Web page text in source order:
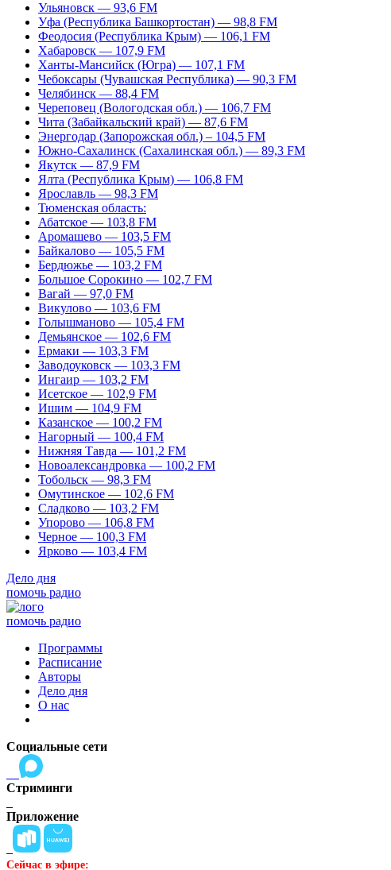
Ульяновск — 93,6 FM
Уфа (Республика Башкортостан) — 98,8 FM
Феодосия (Республика Крым) — 106,1 FM
Хабаровск — 107,9 FM
Ханты-Мансийск (Югра) — 107,1 FM
Чебоксары (Чувашская Республика) — 90,3 FM
Челябинск — 88,4 FM
Череповец (Вологодская обл.) — 106,7 FM
Чита (Забайкальский край) — 87,6 FM
Энергодар (Запорожская обл.) – 104,5 FM
Южно-Сахалинск (Сахалинская обл.) — 89,3 FM
Якутск — 87,9 FM
Ялта (Республика Крым) — 106,8 FM
Ярославль — 98,3 FM
Тюменская область:
Абатское — 103,8 FM
Аромашево — 103,5 FM
Байкалово — 105,5 FM
Бердюжье — 103,2 FM
Большое Сорокино — 102,7 FM
Вагай — 97,0 FM
Викулово — 103,6 FM
Голышманово — 105,4 FM
Демьянское — 102,6 FM
Ермаки — 103,3 FM
Заводоуковск — 103,3 FM
Ингаир — 103,2 FM
Исетское — 102,9 FM
Ишим — 104,9 FM
Казанское — 100,2 FM
Нагорный — 100,4 FM
Нижняя Тавда — 101,2 FM
Новоалександровка — 100,2 FM
Тобольск — 98,3 FM
Омутинское — 102,6 FM
Сладково — 103,2 FM
Упорово — 106,8 FM
Черное — 100,3 FM
Ярково — 103,4 FM
Дело дня
помочь радио
помочь радио
Программы
Расписание
Авторы
Дело дня
О нас
Социальные сети
Стриминги
Приложение
Сейчас в эфире: